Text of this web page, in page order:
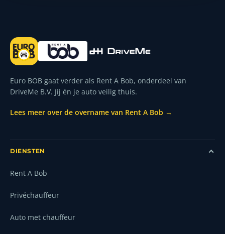
Euro BOB gaat verder als Rent A Bob, onderdeel van
DriveMe B.V. Jij én je auto veilig thuis.
Lees meer over de overname van Rent A Bob →
DIENSTEN
Rent A Bob
Privéchauffeur
Auto met chauffeur